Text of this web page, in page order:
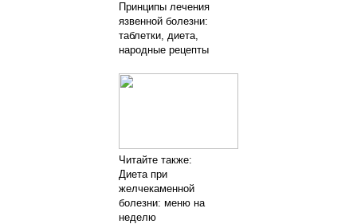
Принципы лечения
язвенной болезни:
таблетки, диета,
народные рецепты
Читайте также:
Диета при
желчекаменной
болезни: меню на
неделю